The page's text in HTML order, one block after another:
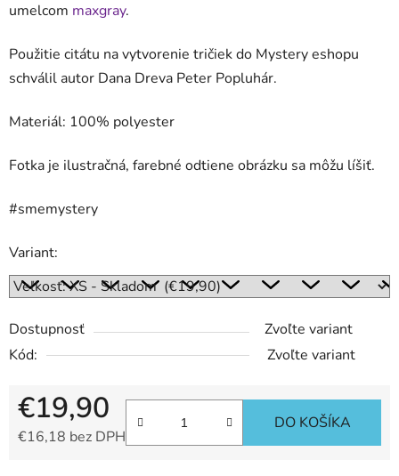
umelcom maxgray.
Použitie citátu na vytvorenie tričiek do Mystery eshopu
schválil autor Dana Dreva Peter Popluhár.
Materiál: 100% polyester
Fotka je ilustračná, farebné odtiene obrázku sa môžu líšiť.
#smemystery
Variant:
Dostupnosť
Zvoľte variant
Kód:
Zvoľte variant
€19,90
€16,18 bez DPH
DO KOŠÍKA